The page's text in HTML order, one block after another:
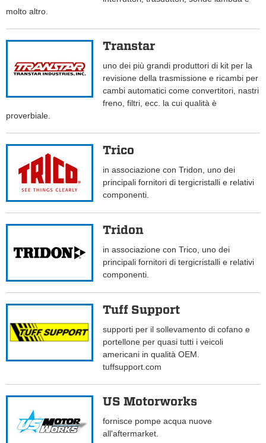
molto altro.
Transtar
uno dei più grandi produttori di kit per la
revisione della trasmissione e ricambi per
cambi automatici come convertitori, nastri
freno, filtri, ecc. la cui qualità è
proverbiale.
Trico
in associazione con Tridon, uno dei
principali fornitori di tergicristalli e relativi
componenti.
Tridon
in associazione con Trico, uno dei
principali fornitori di tergicristalli e relativi
componenti.
Tuff Support
supporti per il sollevamento di cofano e
portellone per quasi tutti i veicoli
americani in qualità OEM.
tuffsupport.com
US Motorworks
fornisce pompe acqua nuove
all'aftermarket.